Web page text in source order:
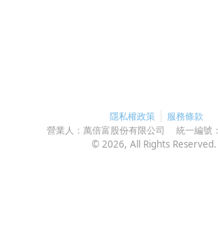
隱私權政策
服務條款
營業人： 萬倍富股份有限公司 統一編號：
© 2026, All Rights Reserved.